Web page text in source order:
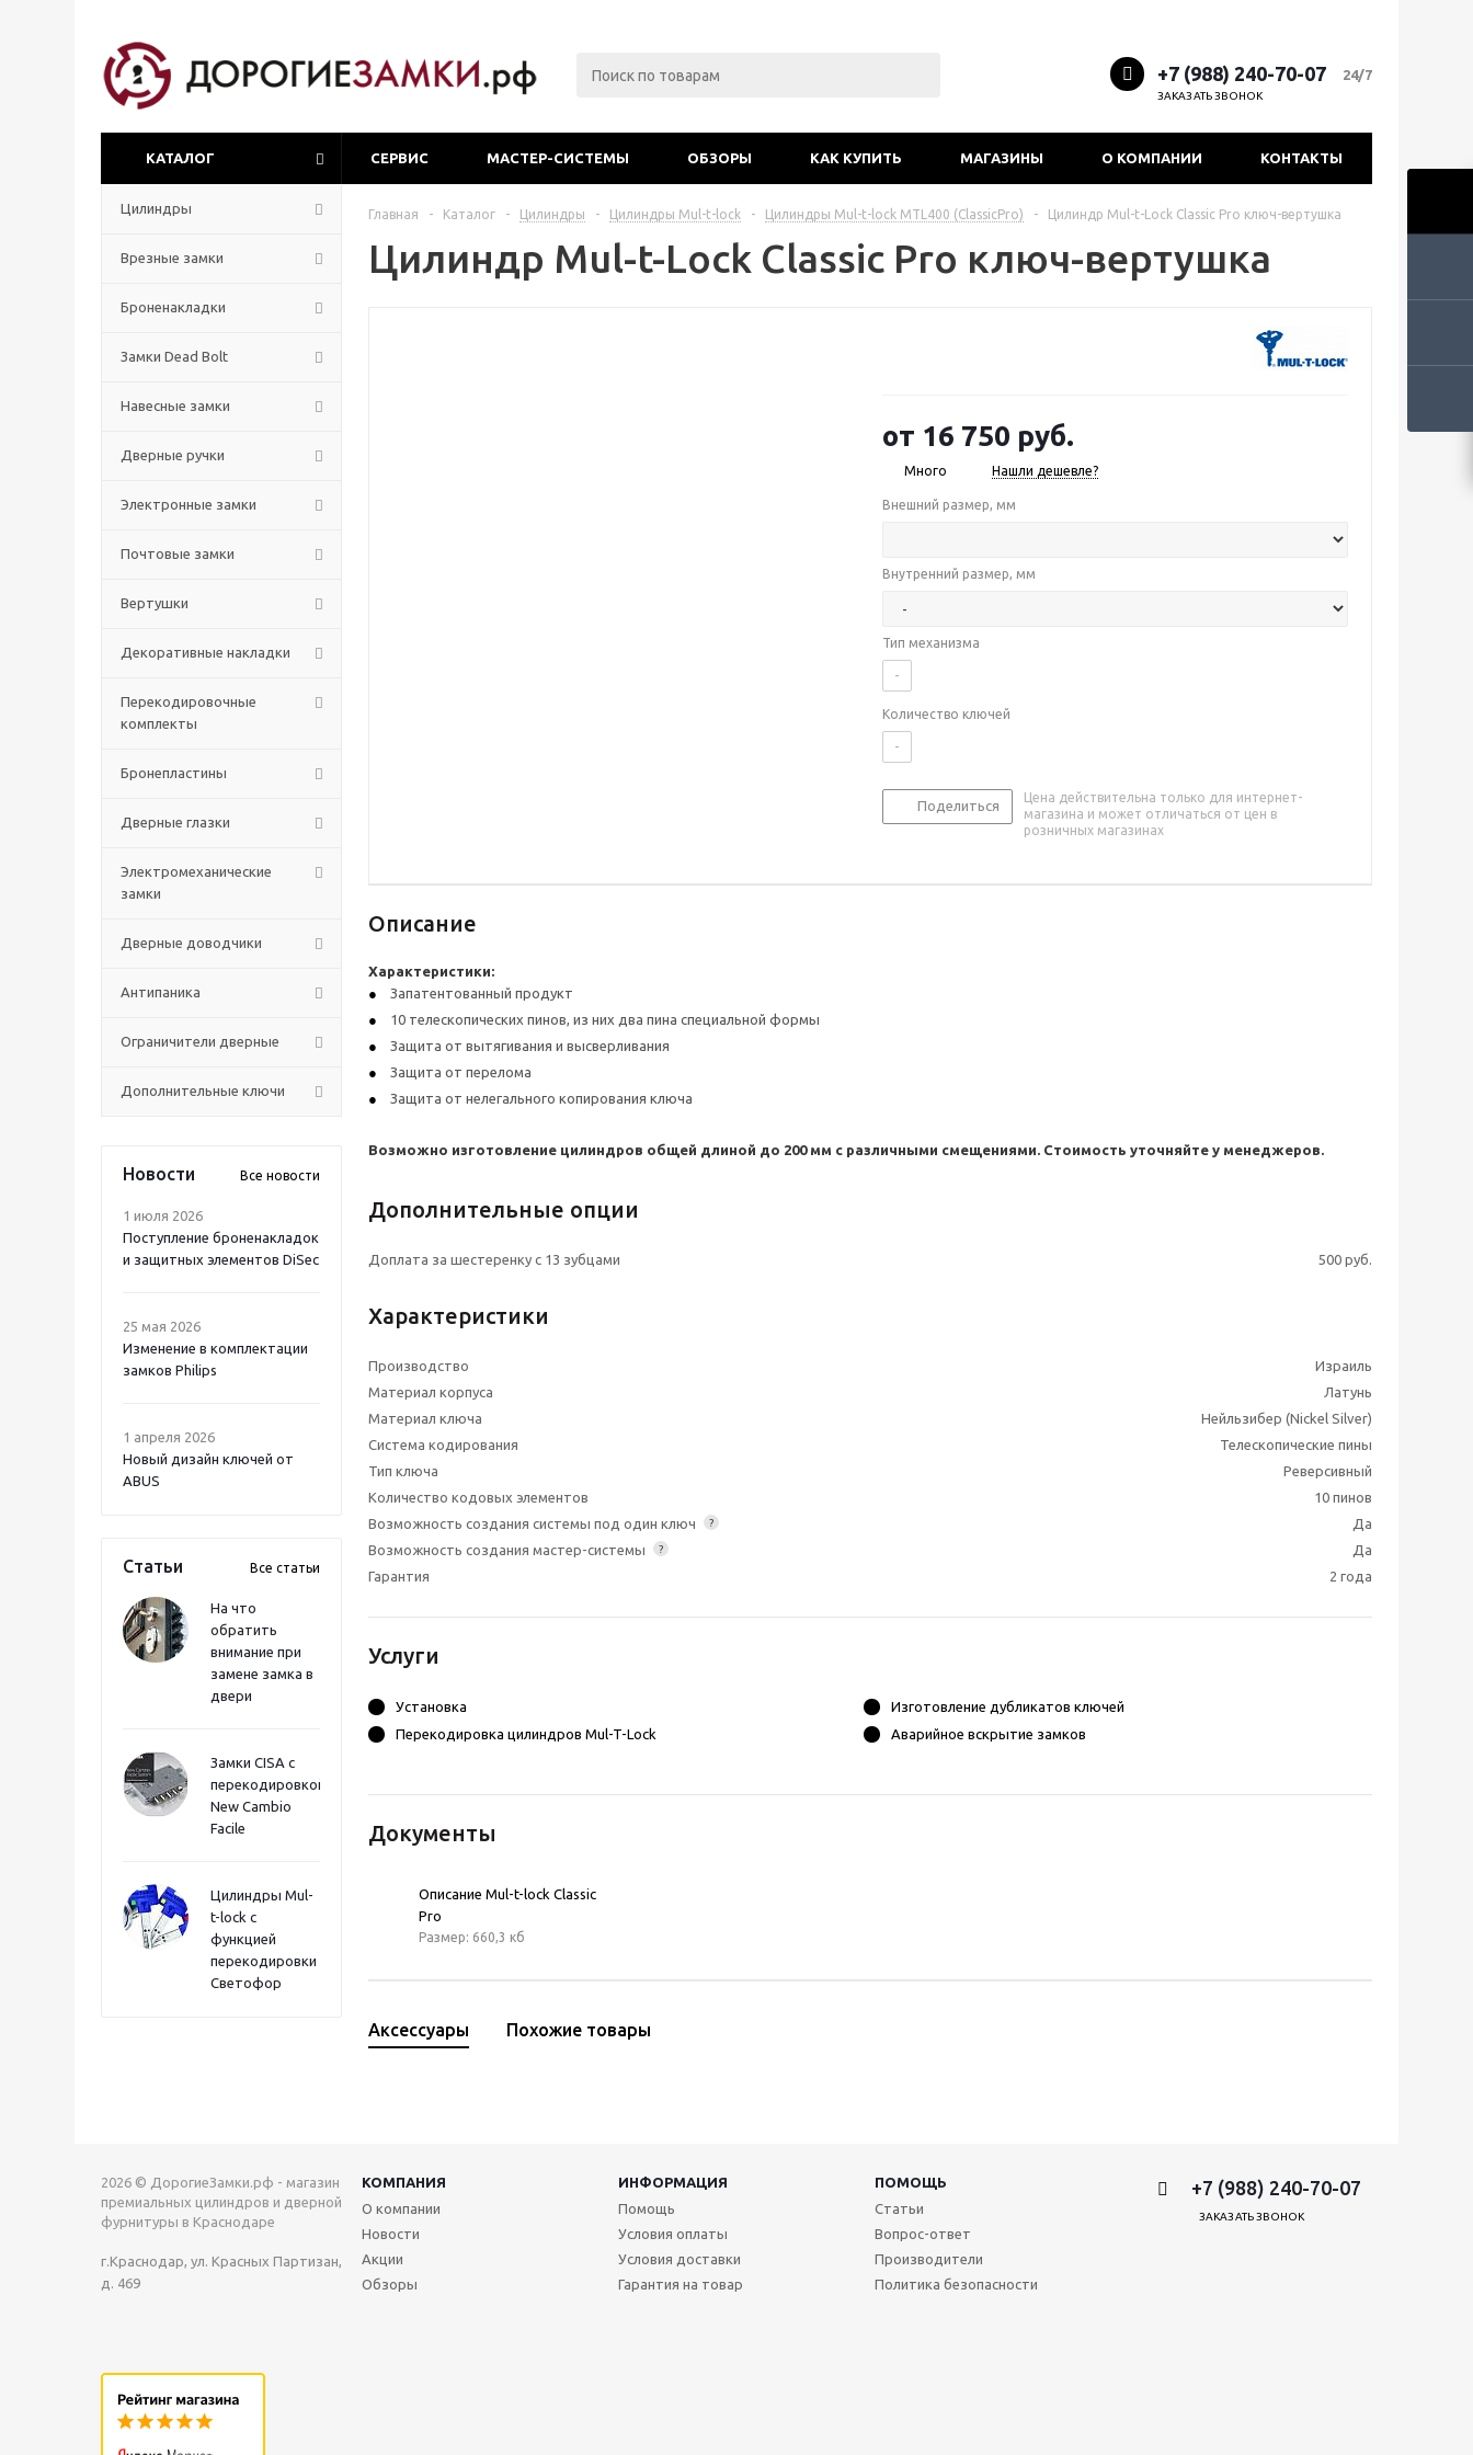
+7 (988) 240-70-07 24/7
ЗАКАЗАТЬ ЗВОНОК
КАТАЛОГ СЕРВИС МАСТЕР-СИСТЕМЫ ОБЗОРЫ КАК КУПИТЬ МАГАЗИНЫ О КОМПАНИИ КОНТАКТЫ
Цилиндры
Врезные замки
Броненакладки
Замки Dead Bolt
Навесные замки
Дверные ручки
Электронные замки
Почтовые замки
Вертушки
Декоративные накладки
Перекодировочные
комплекты
Бронепластины
Дверные глазки
Электромеханические
замки
Дверные доводчики
Антипаника
Ограничители дверные
Дополнительные ключи
Новости Все новости
1 июля 2026
Поступление броненакладок
и защитных элементов DiSec
25 мая 2026
Изменение в комплектации
замков Philips
1 апреля 2026
Новый дизайн ключей от
ABUS
Статьи Все статьи
На что
обратить
внимание при
замене замка в
двери
Замки CISA с
перекодировкой
New Cambio
Facile
Цилиндры Mul-
t-lock с
функцией
перекодировки
Светофор
Главная - Каталог - Цилиндры - Цилиндры Mul-t-lock - Цилиндры Mul-t-lock MTL400 (ClassicPro) - Цилиндр Mul-t-Lock Classic Pro ключ-вертушка
Цилиндр Mul-t-Lock Classic Pro ключ-вертушка
от 16 750 руб.
Много Нашли дешевле?
Внешний размер, мм
Внутренний размер, мм
Тип механизма
-
Количество ключей
-
Поделиться
Цена действительна только для интернет-
магазина и может отличаться от цен в
розничных магазинах
Описание
Характеристики:
Запатентованный продукт
10 телескопических пинов, из них два пина специальной формы
Защита от вытягивания и высверливания
Защита от перелома
Защита от нелегального копирования ключа
Возможно изготовление цилиндров общей длиной до 200 мм с различными смещениями. Стоимость уточняйте у менеджеров.
Дополнительные опции
Доплата за шестеренку с 13 зубцами 500 руб.
Характеристики
Производство
Израиль
Материал корпуса
Латунь
Материал ключа
Нейльзибер (Nickel Silver)
Система кодирования
Телескопические пины
Тип ключа
Реверсивный
Количество кодовых элементов
10 пинов
?
Возможность создания системы под один ключ Да
?
Возможность создания мастер-системы
Да
Гарантия
2 года
Услуги
Установка
Изготовление дубликатов ключей
Перекодировка цилиндров Mul-T-Lock
Аварийное вскрытие замков
Документы
Описание Mul-t-lock Classic
Pro
Размер: 660,3 кб
Аксессуары Похожие товары
2026 © ДорогиеЗамки.рф - магазин
премиальных цилиндров и дверной
фурнитуры в Краснодаре
г.Краснодар, ул. Красных Партизан,
д. 469
КОМПАНИЯ ИНФОРМАЦИЯ
ПОМОЩЬ
О компании
Новости
Акции
Обзоры
Помощь
Условия оплаты
Условия доставки
Гарантия на товар
Статьи
Вопрос-ответ
Производители
Политика безопасности
+7 (988) 240-70-07
ЗАКАЗАТЬ ЗВОНОК